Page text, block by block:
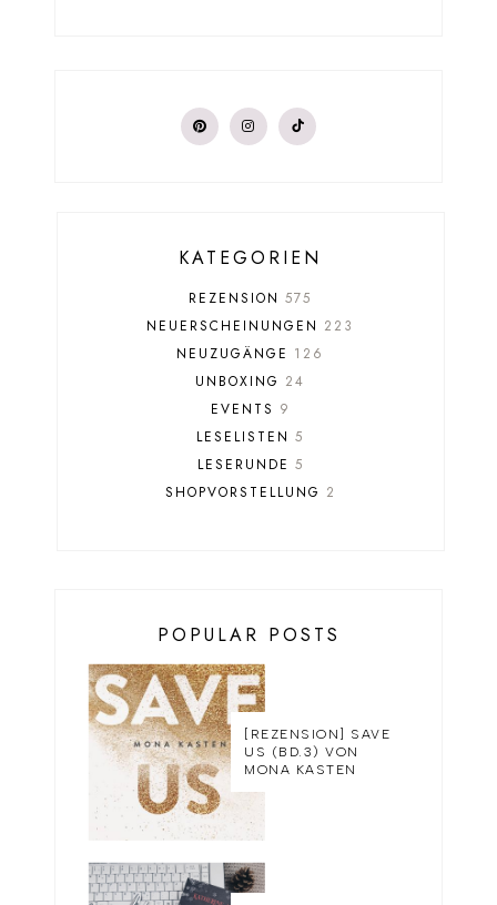
KATEGORIEN
REZENSION 575
NEUERSCHEINUNGEN 223
NEUZUGÄNGE 126
UNBOXING 24
EVENTS 9
LESELISTEN 5
LESERUNDE 5
SHOPVORSTELLUNG 2
POPULAR POSTS
[REZENSION] SAVE
US (BD.3) VON
MONA KASTEN